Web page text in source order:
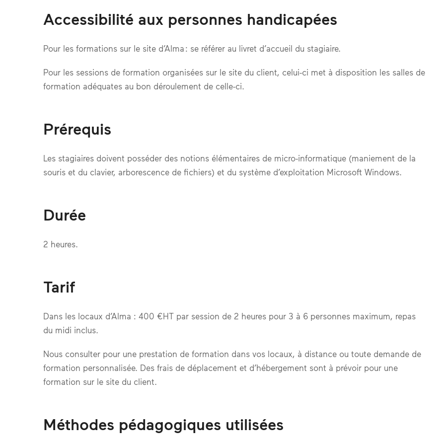
Accessibilité aux personnes handicapées
Pour les formations sur le site d’Alma : se référer au livret d’accueil du stagiaire.
Pour les sessions de formation organisées sur le site du client, celui-ci met à disposition les salles de
formation adéquates au bon déroulement de celle-ci.
Prérequis
Les stagiaires doivent posséder des notions élémentaires de micro-informatique (maniement de la
souris et du clavier, arborescence de fichiers) et du système d’exploitation Microsoft Windows.
Durée
2 heures.
Tarif
Dans les locaux d’Alma : 400 €HT par session de 2 heures pour 3 à 6 personnes maximum, repas
du midi inclus.
Nous consulter pour une prestation de formation dans vos locaux, à distance ou toute demande de
formation personnalisée. Des frais de déplacement et d’hébergement sont à prévoir pour une
formation sur le site du client.
Méthodes pédagogiques utilisées